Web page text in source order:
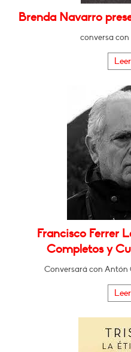
Brenda Navarro
conversa con
Francisco Ferrer
Completos y
Conversará con Antón